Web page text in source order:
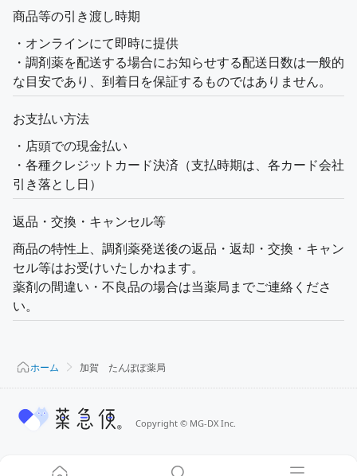
商品等の引き渡し時期
・オンラインにて即時に提供
・調剤薬を配送する場合にお知らせする配送日数は一般的
な目安であり、到着日を保証するものではありません。
お支払い方法
・店頭での現金払い
・各種クレジットカード決済（支払時期は、各カード会社
引き落とし日）
返品・交換・キャンセル等
商品の特性上、調剤薬発送後の返品・返却・交換・キャン
セル等はお受けいたしかねます。
薬剤の間違い・不良品の場合は当薬局までご連絡くださ
い。
ホーム 加賀 たんぽぽ薬局
Copyright © MG-DX Inc.